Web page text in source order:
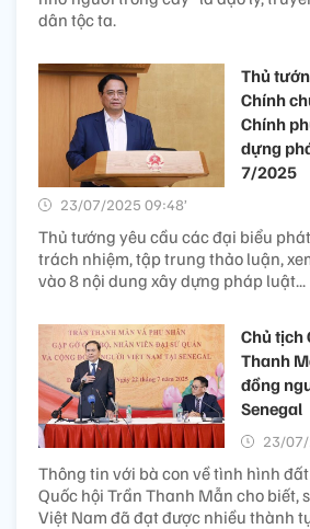
dân tộc ta.
Thủ
Chính
Chính
dựng
7/2025
23/07/2025 09:48’
Thủ tướng yêu cầu các đại biểu
trách nhiệm, tập trung thảo luận,
vào 8 nội dung xây dựng pháp luật...
Chủ tịch
Thanh
đồng
Senegal
23/07/
Thông tin với bà con về tình hình
Quốc hội Trần Thanh Mẫn cho biết,
Việt Nam đã đạt được nhiều thành